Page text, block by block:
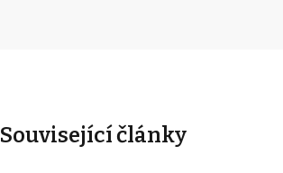
Související články